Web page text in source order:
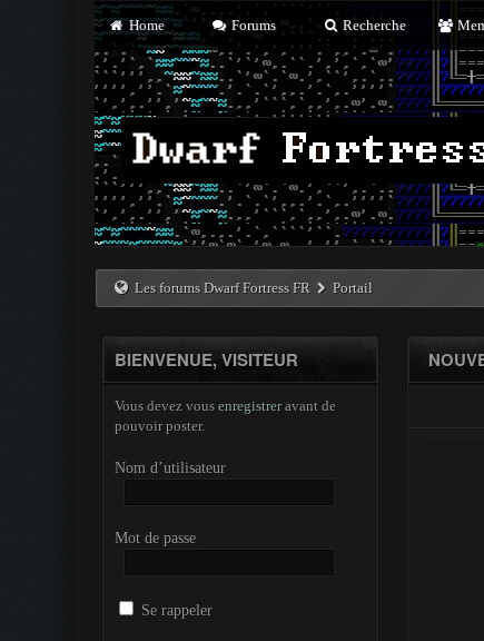
Home Forums Recherche
Les forums Dwarf Fortress FR Portail
BIENVENUE, VISITEUR
Vous devez vous enregistreravant de
pouvoir poster.
Nom d’utilisateur
Mot de passe
Se rappeler